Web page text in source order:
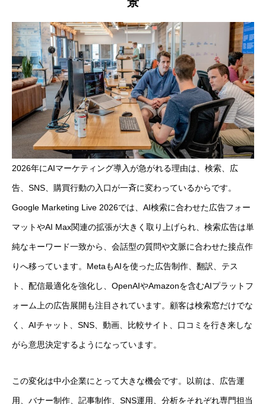
2026年にAIマーケティング導入が急がれる理由は、検索、広
告、SNS、購買行動の入口が一斉に変わっているからです。
Google Marketing Live 2026では、AI検索に合わせた広告フォー
マットやAI Max関連の拡張が大きく取り上げられ、検索広告は単
純なキーワード一致から、会話型の質問や文脈に合わせた接点作
りへ移っています。MetaもAIを使った広告制作、翻訳、テス
ト、配信最適化を強化し、OpenAIやAmazonを含むAIプラットフ
ォーム上の広告展開も注目されています。顧客は検索窓だけでな
く、AIチャット、SNS、動画、比較サイト、口コミを行き来しな
がら意思決定するようになっています。
この変化は中小企業にとって大きな機会です。以前は、広告運
用、バナー制作、記事制作、SNS運用、分析をそれぞれ専門担当